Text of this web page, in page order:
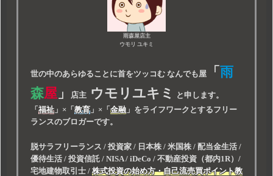
雨森屋店主
ウモリ ユキミ
世の中のあらゆることに首をツッコむ なんでも屋「 雨
森屋」 店主 ウモリユキミ
と申します。
「 福祉」 × 「 教育」 × 「 金融」 をライフワークとするフリー
ランスのブロガーです。
脱サラフリーランス / 投資家 / 日本株 / 米国株 / 配当金生活 /
優待生活 / 投資信託 / NISA / iDeCo / 不動産投資（都内1R）/
宅地建物取引士 / 株式投資の始め方・自己流売買ポイント教